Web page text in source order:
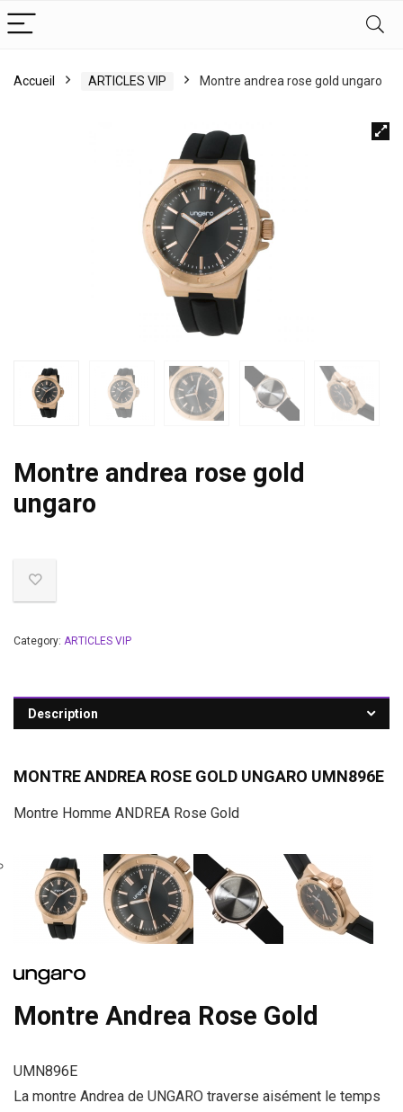
Accueil ARTICLES VIP Montre andrea rose gold ungaro
Montre andrea rose gold
ungaro
Category: ARTICLES VIP
Description
MONTRE ANDREA ROSE GOLD UNGARO UMN896E
Montre Homme ANDREA Rose Gold
Montre Andrea Rose Gold
UMN896E
La montre Andrea de UNGARO traverse aisément le temps